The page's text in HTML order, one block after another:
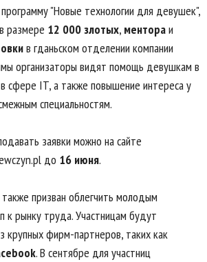
"Новые технологии для девушек",
в размере 12 000 злотых, ментораи
в гданьском отделении компании
организаторы видят помощь девушкам в
сфере IT, а также повышение интереса у
специальностям.
заявки можно на сайте
до 16 июня.
также призван облегчить молодым
к рынку труда. Участницам будут
фирм-партнеров, таких как
. В сентябре для участниц